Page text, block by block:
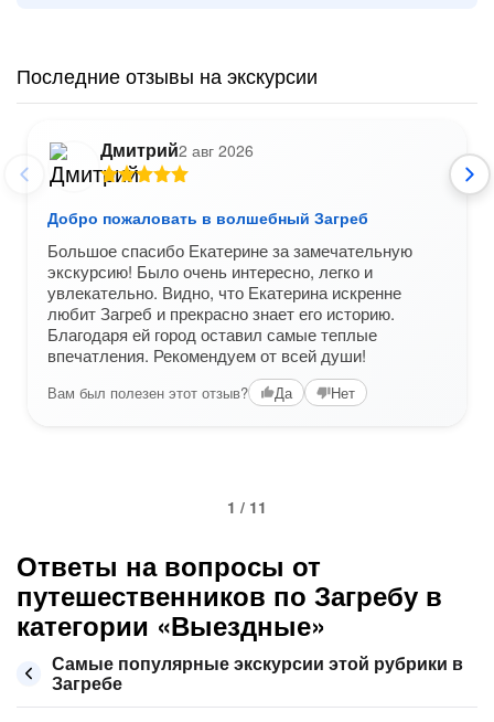
Последние отзывы на экскурсии
Дмитрий2 авг 2026
Добро пожаловать в волшебный Загреб
Большое спасибо Екатерине за замечательную
экскурсию! Было очень интересно, легко и
увлекательно. Видно, что Екатерина искренне
любит Загреб и прекрасно знает его историю.
Благодаря ей город оставил самые теплые
впечатления. Рекомендуем от всей души!
Вам был полезен этот отзыв? Да Нет
1 / 11
Ответы на вопросы от
путешественников по Загребу в
категории «Выездные»
Самые популярные экскурсии этой рубрики в
Загребе